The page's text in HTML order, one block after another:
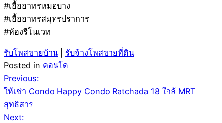
#เอื้ออาทรหมอบาง
#เอื้ออาทรสมุทรปราการ
#ห้องรีโนเวท
รับโพสขายบ้าน
รับจ้างโพสขายที่ดิน
Posted in คอนโด
Post
navigation
Previous:
ให้เช่า Condo Happy Condo Ratchada 18 ใกล้ MRT
สุทธิสาร
Next: